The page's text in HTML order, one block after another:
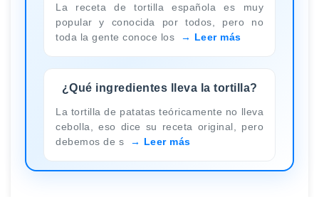
La receta de tortilla española es muy
popular y conocida por todos, pero no
toda la gente conoce los
Leer más
¿Qué ingredientes lleva la tortilla?
La tortilla de patatas teóricamente no lleva
cebolla, eso dice su receta original, pero
debemos de s
Leer más